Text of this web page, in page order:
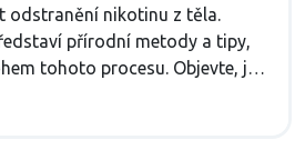
odstranění nikotinu z těla.
přírodní metody a tipy,
tohoto procesu. Objevte, jak
mohou pomoci zbavit se